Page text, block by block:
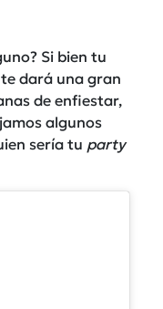
Si bien tu
dará una gran
de enfiestar,
algunos
sería tu party